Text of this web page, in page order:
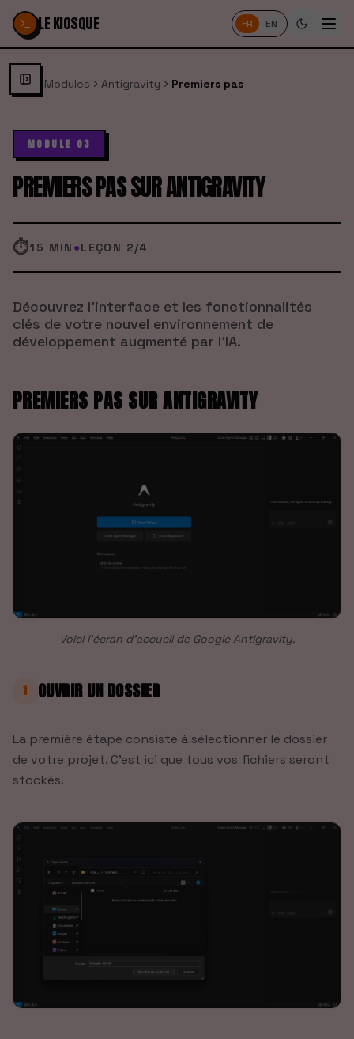
Passer au contenu
LE KIOSQUE FR EN
Modules Antigravity Premiers pas
MODULE 03
PREMIERS PAS SUR ANTIGRAVITY
⏱15 MIN ●LEÇON 2/4
Découvrez l'interface et les fonctionnalités
clés de votre nouvel environnement de
développement augmenté par l'IA.
PREMIERS PAS SUR ANTIGRAVITY
Voici l'écran d'accueil de Google Antigravity.
1 OUVRIR UN DOSSIER
La première étape consiste à sélectionner le dossier
de votre projet. C'est ici que tous vos fichiers seront
stockés.